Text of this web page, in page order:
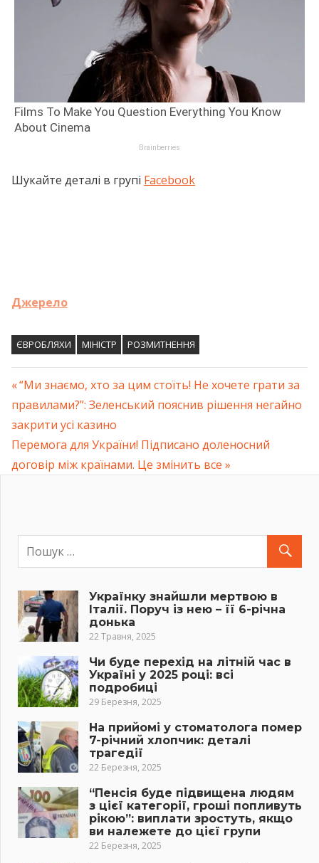
Шукайте деталі в групі Facebook
Джерело
ЄВРОБЛЯХИ МІНІСТР РОЗМИТНЕННЯ
Навігація
записів
Previous
Post:
“Ми знаємо, хто за цим стоїть! Не хочете грати за
правилами?”: Зеленський пояснив рішення негайно
закрити усі казино
Next
Post:
Перемога для України! Підписано доленосний
договір між країнами. Це змінить все
Українку знайшли мертвою в
Італії. Поруч із нею – її 6-річна
донька
22 Травня, 2025
Чи буде перехід на літній час в
Україні у 2025 році: всі
подробиці
29 Березня, 2025
На прийомі у стоматолога помер
7-річний хлопчик: деталі
трагедії
22 Березня, 2025
“Пенсія буде підвищена людям
з цієї категорії, гроші попливуть
рікою”: виплати зростуть, якщо
ви належете до цієї групи
22 Березня, 2025